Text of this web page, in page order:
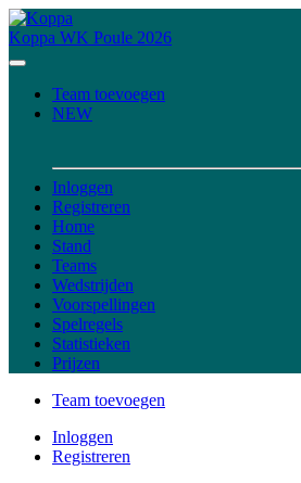
Koppa WK Poule 2026
Team toevoegen
NEW
Inloggen
Registreren
Home
Stand
Teams
Wedstrijden
Voorspellingen
Spelregels
Statistieken
Prijzen
Team toevoegen
Inloggen
Registreren